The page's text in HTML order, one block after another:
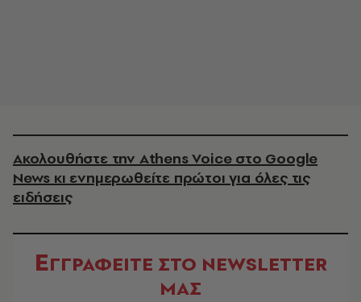
Ακολουθήστε την Athens Voice στο Google
News κι ενημερωθείτε πρώτοι για όλες τις
ειδήσεις
ΕΓΓΡΑΦΕΙΤΕ ΣΤΟ NEWSLETTER
ΜΑΣ